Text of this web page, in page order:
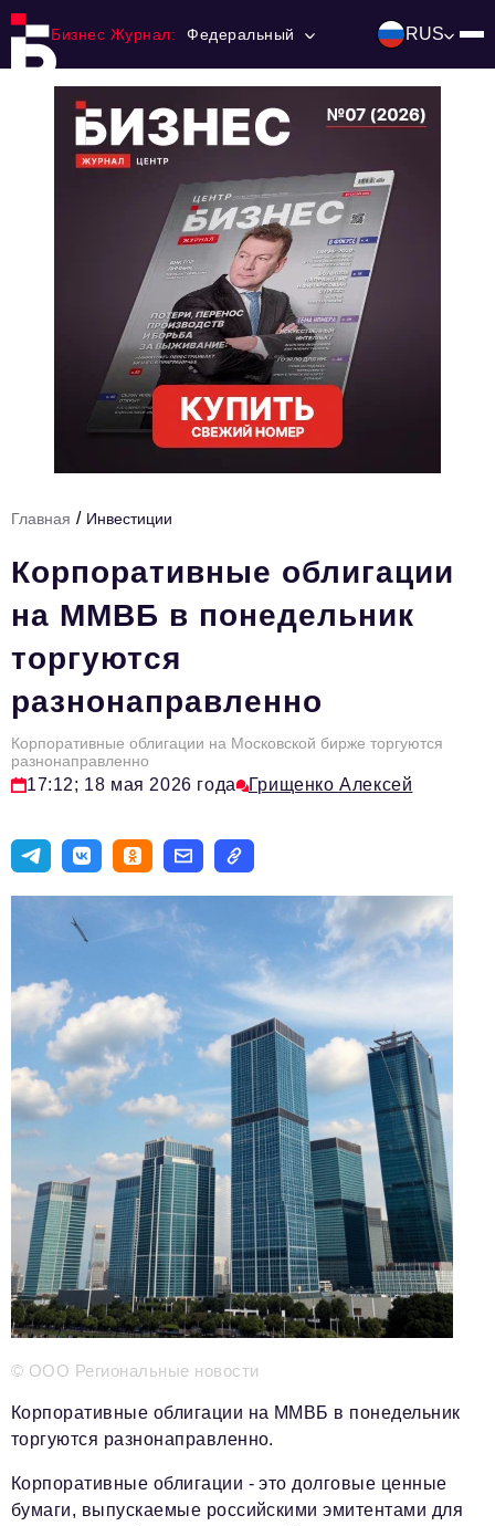
Бизнес Журнал: Федеральный RUS
Ниши и рынки
Технологии и тренды
HR
Персона номера
Юридический практикум
Стиль жизни
Туризм
Импортозамещение
Эксперты
Авторские материалы
Телефон редакции: +7 495 727-01-67
Электронные почты редакции:
Информационный отдел
info@business-magazine.online
Отдел рекламы
reklama@business-magazine.online
Отдел распространения/редакционная подписка
podpiska@business-magazine.online
Отдел по работе с партнерами
partner@business-magazine.online
Главная / Инвестиции
Корпоративные облигации
на ММВБ в понедельник
торгуются
разнонаправленно
Корпоративные облигации на Московской бирже торгуются
разнонаправленно
17:12; 18 мая 2026 года Грищенко Алексей
© ООО Региональные новости
Корпоративные облигации на ММВБ в понедельник
торгуются разнонаправленно.
Корпоративные облигации - это долговые ценные
бумаги, выпускаемые российскими эмитентами для